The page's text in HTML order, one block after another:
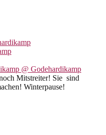
Mitstreiter! Sie sind
Winterpause!